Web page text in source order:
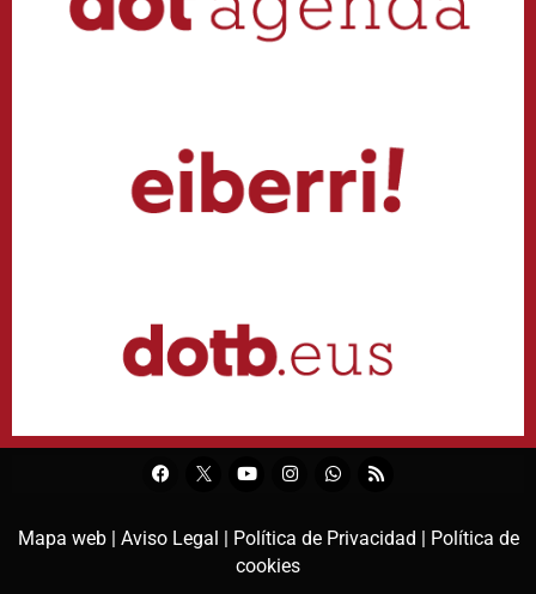
Mapa web | Aviso Legal | Política de Privacidad | Política de
cookies